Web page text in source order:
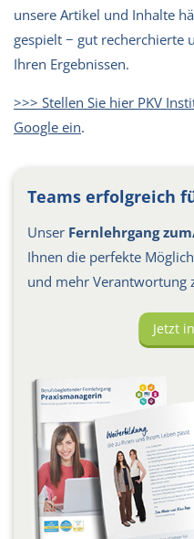
unsere Artikel und Inhalte
gespielt − gut recherchierte
Ihren Ergebnissen.
>>> Stellen Sie hier PKV
Google ein.
Teams erfolgreich
Unser Fernlehrgang
Ihnen die perfekte
und mehr Verantwortung
Jetzt